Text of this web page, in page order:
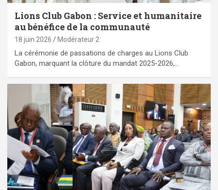
Lions Club Gabon : Service et humanitaire
au bénéfice de la communauté
18 juin 2026 Modérateur 2
La cérémonie de passations de charges au Lions Club
Gabon, marquant la clôture du mandat 2025-2026,…